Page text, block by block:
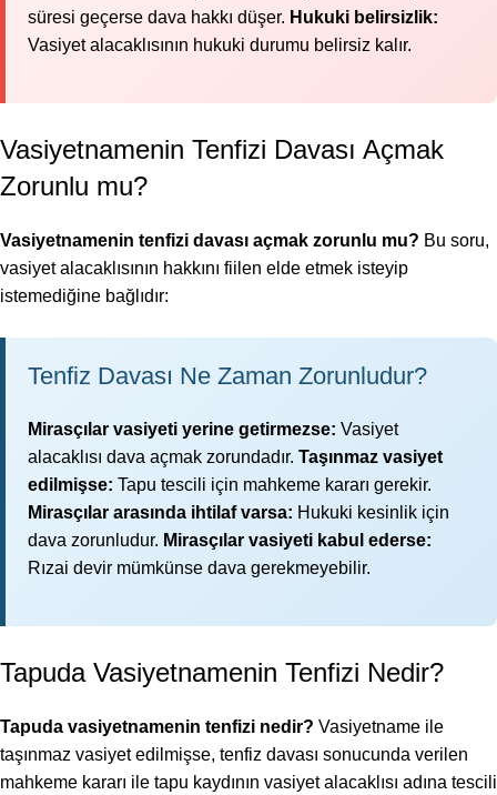
süresi geçerse dava hakkı düşer. Hukuki belirsizlik:
Vasiyet alacaklısının hukuki durumu belirsiz kalır.
Vasiyetnamenin Tenfizi Davası Açmak
Zorunlu mu?
Vasiyetnamenin tenfizi davası açmak zorunlu mu? Bu soru,
vasiyet alacaklısının hakkını fiilen elde etmek isteyip
istemediğine bağlıdır:
Tenfiz Davası Ne Zaman Zorunludur?
Mirasçılar vasiyeti yerine getirmezse: Vasiyet
alacaklısı dava açmak zorundadır. Taşınmaz vasiyet
edilmişse: Tapu tescili için mahkeme kararı gerekir.
Mirasçılar arasında ihtilaf varsa: Hukuki kesinlik için
dava zorunludur. Mirasçılar vasiyeti kabul ederse:
Rızai devir mümkünse dava gerekmeyebilir.
Tapuda Vasiyetnamenin Tenfizi Nedir?
Tapuda vasiyetnamenin tenfizi nedir? Vasiyetname ile
taşınmaz vasiyet edilmişse, tenfiz davası sonucunda verilen
mahkeme kararı ile tapu kaydının vasiyet alacaklısı adına tescili